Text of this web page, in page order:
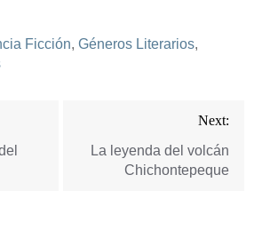
Ficción, Géneros Literarios,
Next:
La leyenda del volcán
Chichontepeque